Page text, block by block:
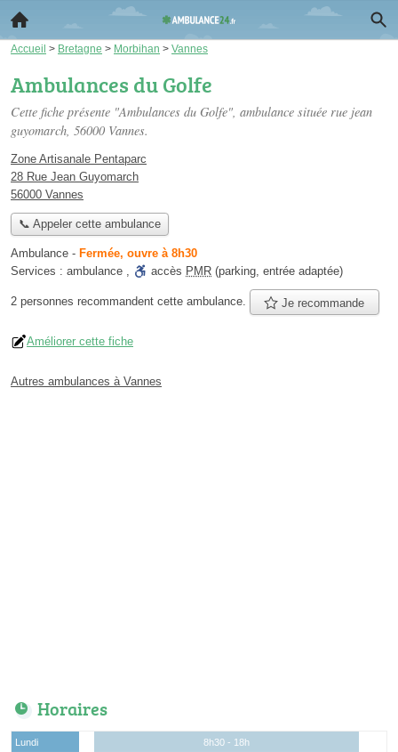
Accueil > Bretagne > Morbihan > Vannes
Ambulances du Golfe
Cette fiche présente "Ambulances du Golfe", ambulance située rue jean
guyomarch, 56000 Vannes.
Zone Artisanale Pentaparc
28 Rue Jean Guyomarch
56000 Vannes
📞 Appeler cette ambulance
Ambulance - Fermée, ouvre à 8h30
Services : ambulance , accès PMR (parking, entrée adaptée)
2 personnes recommandent cette ambulance. Je recommande
Améliorer cette fiche
Autres ambulances à Vannes
Horaires
Lundi
8h30 - 18h